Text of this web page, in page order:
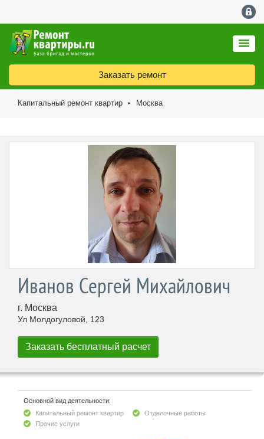
Заказать ремонт
Капитальный ремонт квартир ► Москва
Иванов Сергей Михайлович
г. Москва
Ул Молдогуловой, 123
Основной вид деятельности:
Капитальный ремонт квартир
Отделочные работы
Прочие услуги